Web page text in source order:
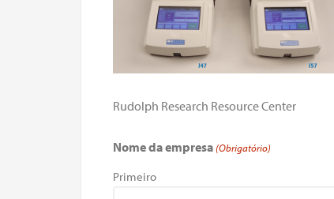
Rudolph Research Resource Center
Nome da empresa (Obrigatório)
Primeiro